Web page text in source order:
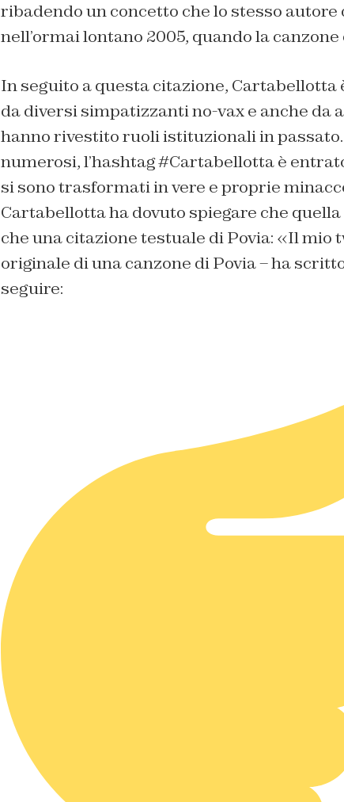
ribadendo un concetto che lo stesso
nell’ormai lontano 2005, quando la
In seguito a questa citazione,
da diversi simpatizzanti no-vax e anche da
hanno rivestito ruoli istituzionali in
numerosi, l’hashtag #Cartabellotta è
si sono trasformati in vere e proprie
Cartabellotta ha dovuto spiegare che
che una citazione testuale di Povia: «Il mio
originale di una canzone diPovia – ha
seguire: